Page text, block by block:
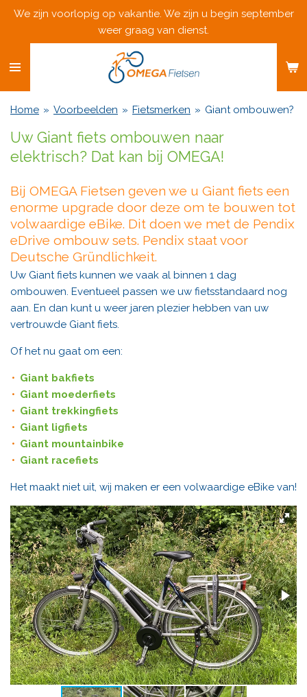
Ga
de
We zijn voorlopig op vakantie. We zijn u begin september
weer graag van dienst.
Home » Voorbeelden » Fietsmerken » Giant ombouwen?
Uw Giant fiets ombouwen naar
elektrisch? Dat kan bij OMEGA!
Bij OMEGA Fietsen geven we u Giant fiets een
enorme upgrade door deze om te bouwen tot
volwaardige eBike. Dit doen we met de Pendix
eDrive ombouw sets. Pendix staat voor
Deutsche Gründlichkeit.
Uw Giant fiets kunnen we vaak al binnen 1 dag
ombouwen. Eventueel passen we uw fietsstandaard nog
aan. En dan kunt u weer jaren plezier hebben van uw
vertrouwde Giant fiets.
Of het nu gaat om een:
Giant bakfiets
Giant moederfiets
Giant trekkingfiets
Giant ligfiets
Giant mountainbike
Giant racefiets
Het maakt niet uit, wij maken er een volwaardige eBike van!